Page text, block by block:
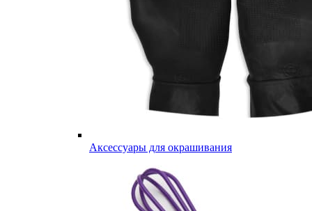
Аксессуары для окрашивания